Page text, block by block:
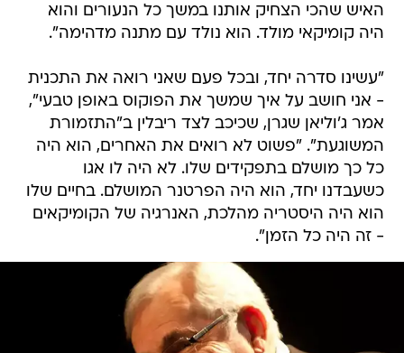
האיש שהכי הצחיק אותנו במשך כל הנעורים והוא
היה קומיקאי מולד. הוא נולד עם מתנה מדהימה".
"עשינו סדרה יחד, ובכל פעם שאני רואה את התכנית
- אני חושב על איך שמשך את הפוקוס באופן טבעי",
אמר ג'וליאן שגרן, שכיכב לצד ריבלין ב"התזמורת
המשוגעת". "פשוט לא רואים את האחרים, הוא היה
כל כך מושלם בתפקידים שלו. לא היה לו אגו
כשעבדנו יחד, הוא היה הפרטנר המושלם. בחיים שלו
הוא היה היסטריה מהלכת, האנרגיה של הקומיקאים
- זה היה כל הזמן".